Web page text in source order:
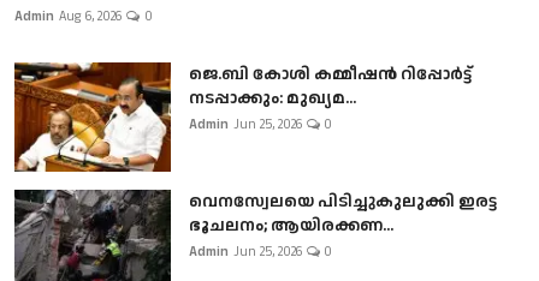
Admin Aug 6, 2026 0
ജെ.ബി കോശി കമ്മീഷൻ റിപ്പോർട്ട്
നടപ്പാക്കും: മുഖ്യമ...
Admin Jun 25, 2026 0
വെനസ്വേലയെ പിടിച്ചുകുലുക്കി ഇരട്ട
ഭൂചലനം; ആയിരക്കണ...
Admin Jun 25, 2026 0